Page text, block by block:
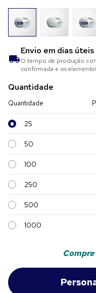
Envio em dias úteis
O tempo de produção
confirmada e os
Quantidade
Quantidade
25
50
100
250
500
1000
Compre